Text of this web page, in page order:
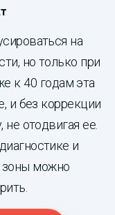
на
но только при
к 40 годам эта
и без коррекции
не отодвигая ее.
и
зоны можно